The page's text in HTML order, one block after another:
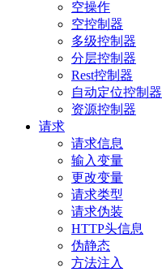
空操作
空控制器
多级控制器
分层控制器
Rest控制器
自动定位控制器
资源控制器
请求
请求信息
输入变量
更改变量
请求类型
请求伪装
HTTP头信息
伪静态
方法注入